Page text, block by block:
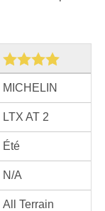
MICHELIN
LTX AT 2
Été
N/A
All Terrain